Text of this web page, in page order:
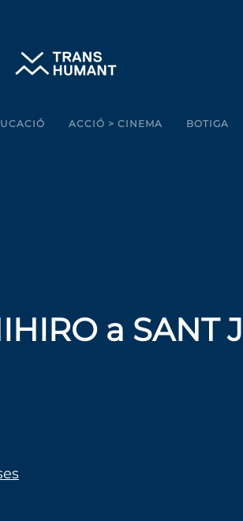
ACCIÓ > CINEMA BOTIGA
a SANT